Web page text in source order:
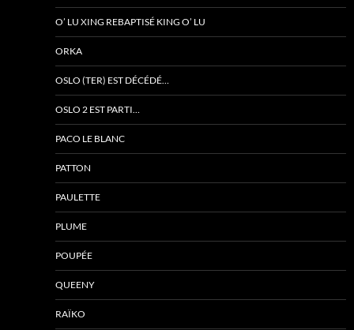
O’ LU XING REBAPTISÉ KING O’ LU
ORKA
OSLO (TER) EST DÉCÉDÉ…
OSLO 2 EST PARTI…
PACO LE BLANC
PATTON
PAULETTE
PLUME
POUPÉE
QUEENY
RAÏKO